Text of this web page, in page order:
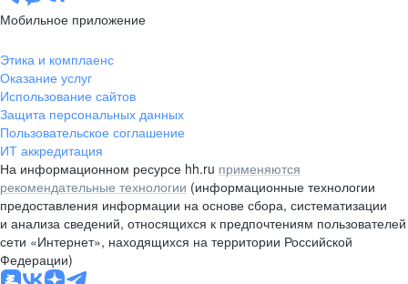
Мобильное приложение
Этика и комплаенс
Оказание услуг
Использование сайтов
Защита персональных данных
Пользовательское соглашение
ИТ аккредитация
На информационном ресурсе hh.ru применяются
рекомендательные технологии (информационные технологии
предоставления информации на основе сбора, систематизации
и анализа сведений, относящихся к предпочтениям пользователей
сети «Интернет», находящихся на территории Российской
Федерации)